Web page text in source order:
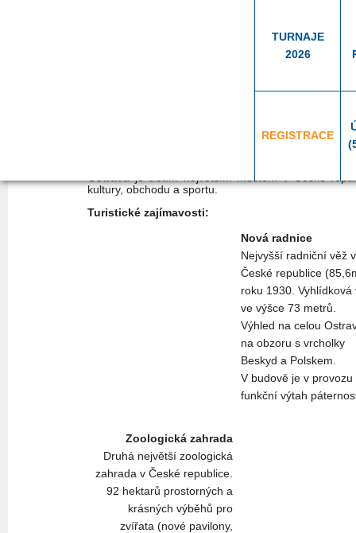
TURNAJE
2026
REGISTRACE
kultury, obchodu a sportu.
Turistické zajímavosti:
Nová radnice
Nejvyšší radniční věž v
České republice
roku 1930. Vyhlídková
ve výšce 73 metrů.
Výhled na celou
na obzoru s vrcholky
Beskyd a Polskem.
V budově je v provozu
funkční výtah
Zoologická zahrada
Druhá největší zoologická
zahrada v České republice.
92 hektarů prostorných a
krásných výběhů pro
zvířata (nové pavilony,